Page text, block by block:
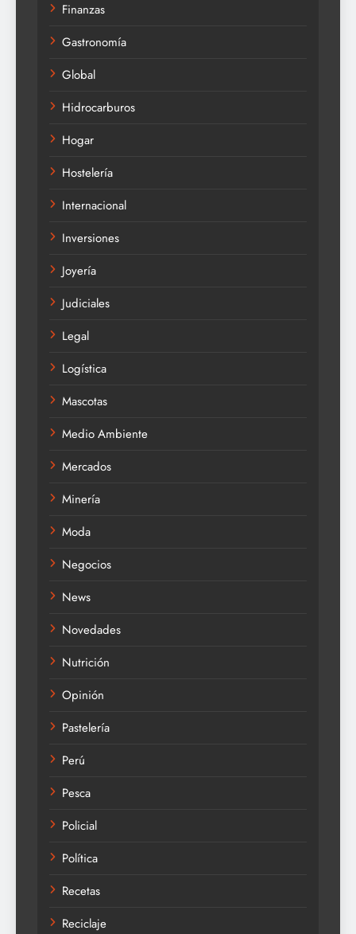
Finanzas
Gastronomía
Global
Hidrocarburos
Hogar
Hostelería
Internacional
Inversiones
Joyería
Judiciales
Legal
Logística
Mascotas
Medio Ambiente
Mercados
Minería
Moda
Negocios
News
Novedades
Nutrición
Opinión
Pastelería
Perú
Pesca
Policial
Política
Recetas
Reciclaje